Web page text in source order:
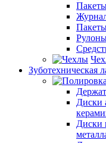
Зуботехническая
Диски
Диски